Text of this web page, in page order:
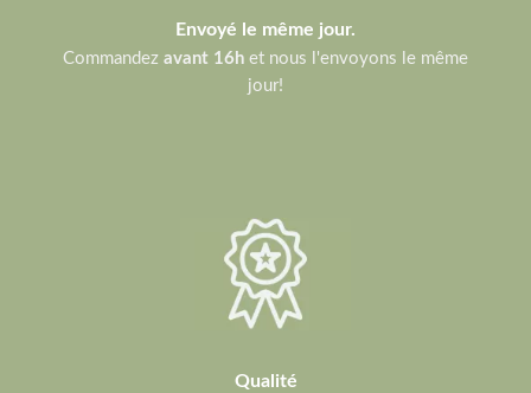
Envoyé le même jour.
Commandez avant 16h et nous l'envoyons le même
jour!
Qualité